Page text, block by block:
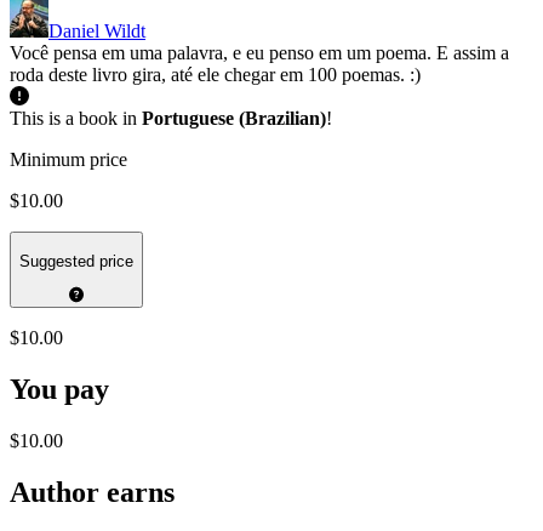
Daniel Wildt
Você pensa em uma palavra, e eu penso em um poema. E assim a
roda deste livro gira, até ele chegar em 100 poemas. :)
This is a book in Portuguese (Brazilian)!
Minimum price
$10.00
Suggested price
$10.00
You pay
$10.00
Author earns